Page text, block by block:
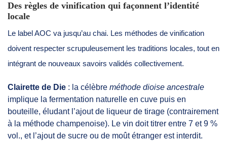
Des règles de vinification qui façonnent l’identité
locale
Le label AOC va jusqu’au chai. Les méthodes de vinification
doivent respecter scrupuleusement les traditions locales, tout en
intégrant de nouveaux savoirs validés collectivement.
Clairette de Die : la célèbre méthode dioise ancestrale
implique la fermentation naturelle en cuve puis en
bouteille, éludant l’ajout de liqueur de tirage (contrairement
à la méthode champenoise). Le vin doit titrer entre 7 et 9 %
vol., et l’ajout de sucre ou de moût étranger est interdit.